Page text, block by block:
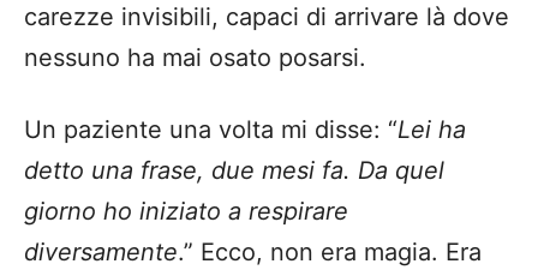
carezze invisibili, capaci di arrivare là dove
nessuno ha mai osato posarsi.
Un paziente una volta mi disse: “Lei ha
detto una frase, due mesi fa. Da quel
giorno ho iniziato a respirare
diversamente.” Ecco, non era magia. Era